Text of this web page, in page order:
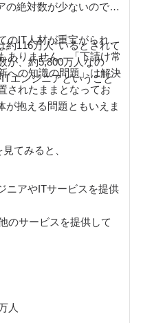
の絶対数が少ないので
のIT人材が重宝がられ、
ありません。「下請け常
への知識の問題」は解決
されたままとなってお
が抱える問題ともいえま
約116万人※いるとされて
が、約5,800万人なの
エンジニアということ
てみると、
ニアやITサービスを提供
のサービスを提供して